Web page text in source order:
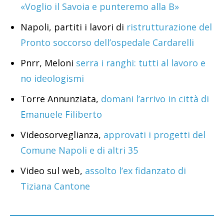
«Voglio il Savoia e punteremo alla B»
Napoli, partiti i lavori di ristrutturazione del
Pronto soccorso dell’ospedale Cardarelli
Pnrr, Meloni serra i ranghi: tutti al lavoro e
no ideologismi
Torre Annunziata, domani l’arrivo in città di
Emanuele Filiberto
Videosorveglianza, approvati i progetti del
Comune Napoli e di altri 35
Video sul web, assolto l’ex fidanzato di
Tiziana Cantone